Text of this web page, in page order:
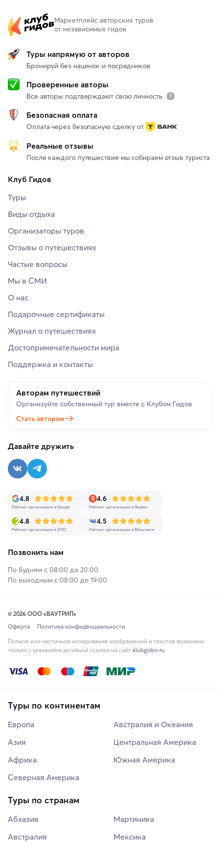
Маркетплейс авторских туров
от независимых гидов
Туры напрямую от авторов
Бронируй без наценок и посредников
Проверенные авторы
Все авторы подтверждают свою личность
Безопасная оплата
Оплата через безопасную сделку от
Реальные отзывы
После каждого путешествия мы собираем отзыв туриста
Клуб Гидов
Туры
Виды отдыха
Организаторы туров
Отзывы о путешествиях
Частые вопросы
Мы в СМИ
О нас
Подарочные сертификаты
Журнал о путешествиях
Достопримечательности мира
Поддержка и контакты
Авторам путешествий
Организуйте собственный тур вместе с Клубом Гидов
Стать автором
Давайте дружить
4.8
Рейтинг организации в Google
4.6
Рейтинг организации в Яндекс
4.8
Рейтинг организации в 2ГИС
4.5
Рейтинг организации в ВКонтакте
Позвонить нам
По будням с 08:00 до 20:00
По выходным с 08:00 до 19:00
© 2026 ООО «ВАУТРИП»
Оферта
Политика конфиденциальности
Полное или частичное копирование изображений и текстов возможно
только с указанием активной ссылки на сайт klubgidov.ru
Туры по континентам
Европа
Азия
Африка
Северная Америка
Австралия и Океания
Центральная Америка
Южная Америка
Туры по странам
Абхазия
Австралия
Мартиника
Мексика